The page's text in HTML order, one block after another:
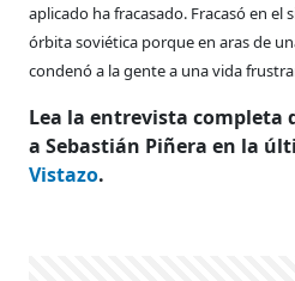
aplicado ha fracasado. Fracasó en el
órbita soviética porque en arasde
condenóa la gente a una vida
Lea la entrevista completa
a Sebastián Piñera en la
Vistazo.